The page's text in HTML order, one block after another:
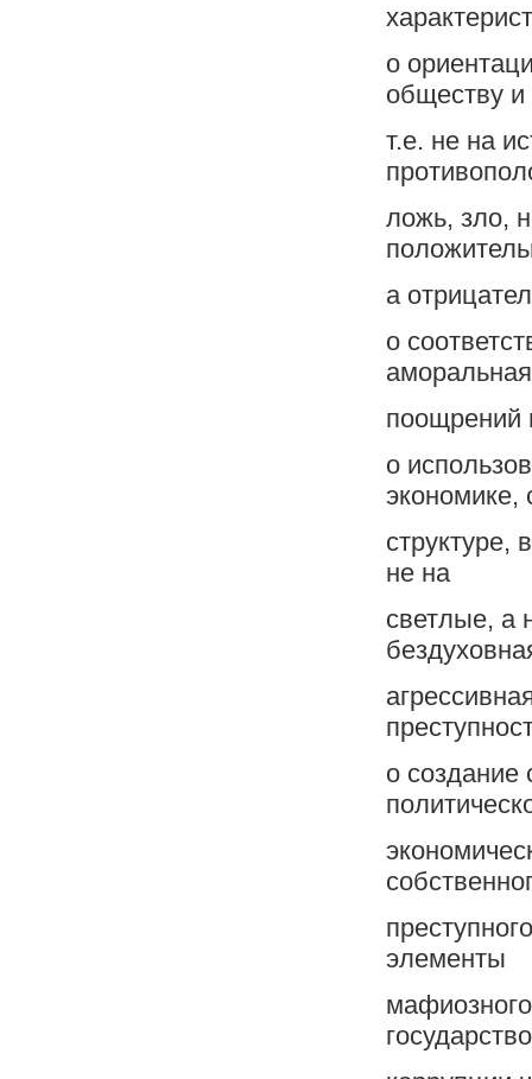
o
обществу и
т.е. не на
ложь, зло,
а
o
поощрений
o
экономике,
структуре,
не на
светлые, а
o создание
элементы